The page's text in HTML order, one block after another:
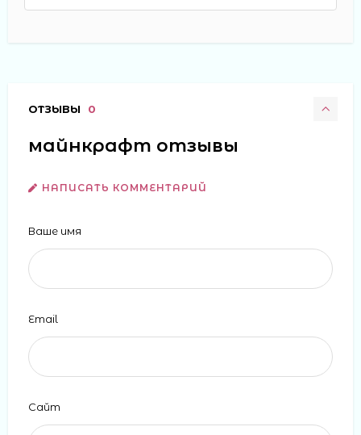
ОТЗЫВЫ 0
майнкрафт отзывы
НАПИСАТЬ КОММЕНТАРИЙ
Ваше имя
Email
Сайт